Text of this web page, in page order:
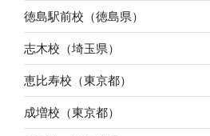
徳島駅前校（徳島県）
志木校（埼玉県）
恵比寿校（東京都）
成増校（東京都）